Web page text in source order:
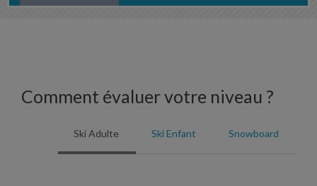
Comment évaluer votre niveau ?
Ski Adulte Ski Enfant Snowboard